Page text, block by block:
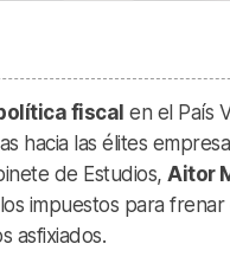
fiscal en el País
hacia las élites
de Estudios, Aitor
impuestos para
asfixiados.